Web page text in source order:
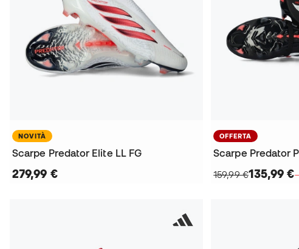
NOVITÀ
Scarpe Predator Elite LL FG
279,99 €
OFFERTA
Scarpe Predator
159,99 €135,99 €